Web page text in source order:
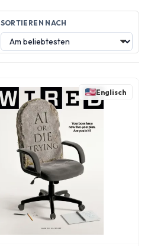
SORTIEREN NACH
Englisch